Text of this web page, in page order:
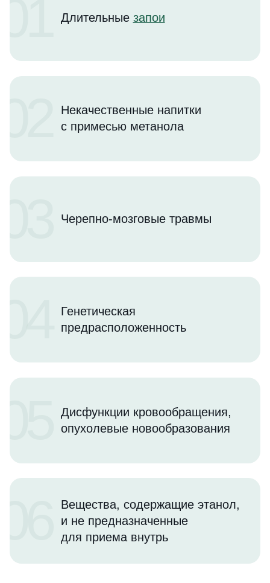
Длительные запои
Некачественные напитки
с примесью метанола
Черепно-мозговые травмы
Генетическая
предрасположенность
Дисфункции кровообращения,
опухолевые новообразования
Вещества, содержащие этанол,
и не предназначенные
для приема внутрь